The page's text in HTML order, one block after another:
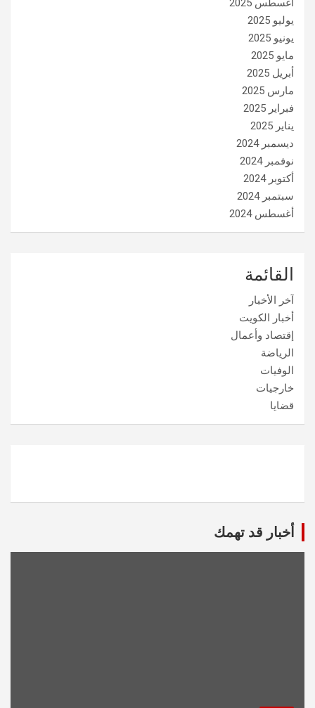
أغسطس 2025
يوليو 2025
يونيو 2025
مايو 2025
أبريل 2025
مارس 2025
فبراير 2025
يناير 2025
ديسمبر 2024
نوفمبر 2024
أكتوبر 2024
سبتمبر 2024
أغسطس 2024
القائمة
آخر الأخبار
أخبار الكويت
إقتصاد وأعمال
الرياضة
الوفيات
خارجيات
قضايا
أخبار قد تهمك